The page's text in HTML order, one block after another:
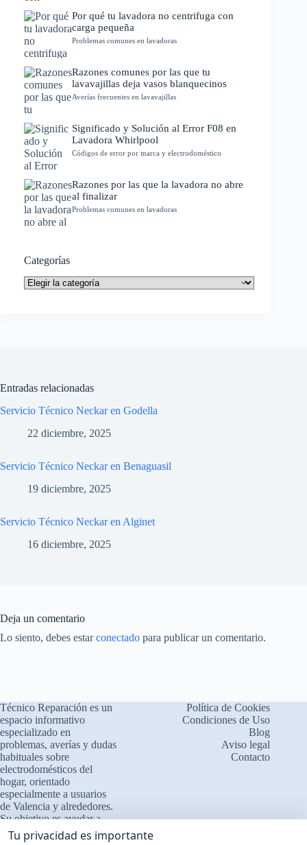
Por qué tu lavadora no centrifuga con
carga pequeña
Problemas comunes en lavadoras
Razones comunes por las que tu
lavavajillas deja vasos blanquecinos
Averías frecuentes en lavavajillas
Significado y Solución al Error F08 en
Lavadora Whirlpool
Códigos de error por marca y electrodoméstico
Razones por las que la lavadora no abre
al finalizar
Problemas comunes en lavadoras
Categorías
Categorías
Entradas relacionadas
Servicio Técnico Neckar en Godella
22 diciembre, 2025
Servicio Técnico Neckar en Benaguasil
19 diciembre, 2025
Servicio Técnico Neckar en Alginet
16 diciembre, 2025
Deja un comentario
Lo siento, debes estarconectado para publicar un comentario.
Técnico Reparación es un
espacio informativo
especializado en
problemas, averías y dudas
habituales sobre
electrodomésticos del
hogar, orientado
especialmente a usuarios
de Valencia y alrededores.
Su objetivo es ayudar a
comprender el
Política de Cookies
Condiciones de Uso
Blog
Aviso legal
Contacto
Tu privacidad es importante❓ Interpretamos errores y